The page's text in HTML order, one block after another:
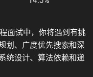
面试中，你将遇到有挑
划、广度优先搜索和深
统设计、算法依赖和递